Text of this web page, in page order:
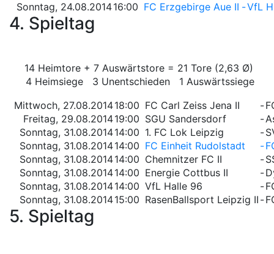
Sonntag, 24.08.201416:00 FC Erzgebirge Aue II -VfL
4. Spieltag
14 Heimtore + 7 Auswärtstore = 21 Tore (2,63 Ø)
4 Heimsiege 3 Unentschieden 1 Auswärtssiege
Mittwoch, 27.08.201418:00 FC Carl Zeiss Jena II -
Freitag, 29.08.201419:00 SGU Sandersdorf -
Sonntag, 31.08.201414:00 1. FC Lok Leipzig -
Sonntag, 31.08.201414:00 FC Einheit Rudolstadt -
Sonntag, 31.08.201414:00 Chemnitzer FC II -
Sonntag, 31.08.201414:00 Energie Cottbus II -
Sonntag, 31.08.201414:00 VfL Halle 96 -
Sonntag, 31.08.201415:00 RasenBallsport Leipzig II -
5. Spieltag